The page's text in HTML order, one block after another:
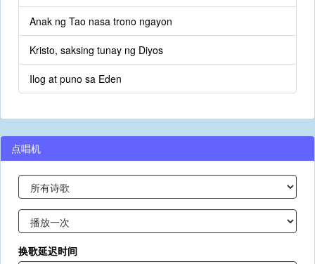
Anak ng Tao nasa trono ngayon
Kristo, saksing tunay ng Diyos
Ilog at puno sa Eden
点唱机
换歌延迟时间